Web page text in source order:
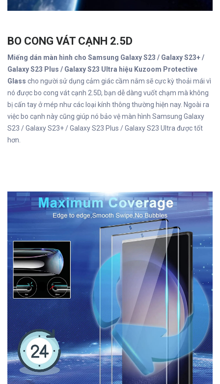
BO CONG VÁT CẠNH 2.5D
Miếng dán màn hình cho Samsung Galaxy S23 / Galaxy S23+ /
Galaxy S23 Plus / Galaxy S23 Ultra hiệu Kuzoom Protective
Glass cho người sử dụng cảm giác cầm nắm sẽ cực kỳ thoải mái vì
nó được bo cong vát cạnh 2.5D, bạn dễ dàng vuốt chạm mà không
bị cấn tay ở mép như các loại kính thông thường hiện nay. Ngoài ra
việc bo cạnh này cũng giúp nó bảo vệ màn hình Samsung Galaxy
S23 / Galaxy S23+ / Galaxy S23 Plus / Galaxy S23 Ultra được tốt
hơn.